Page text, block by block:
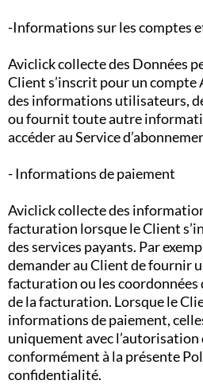
-Informations sur les comptes
Aviclick collecte des Données
Client s’inscrit pour un compte
des informations utilisateurs,
ou fournit toute autre
accéder au Service
- Informations de paiement
Aviclick collecte des
facturation lorsque le Client
des services payants. Par
demander au Client de fournir
facturation ou les coordonnées
de la facturation. Lorsque le
informations de paiement,
uniquement avec l’autorisation
conformément à la présente
confidentialité.